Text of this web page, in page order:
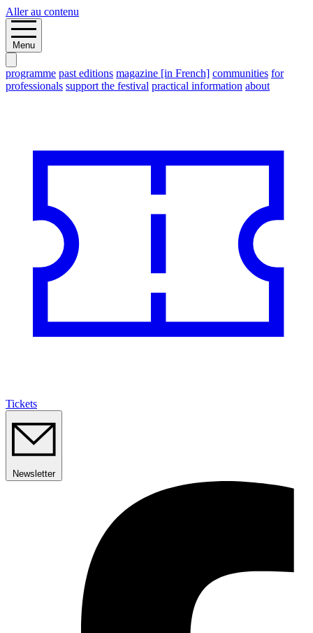
Aller au contenu
Menu
programme past editions magazine [in French] communities for
professionals support the festival practical information about
Tickets
Newsletter